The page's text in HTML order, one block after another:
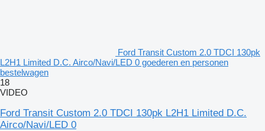
Ford Transit Custom 2.0 TDCI 130pk
L2H1 Limited D.C. Airco/Navi/LED 0 goederen en personen
bestelwagen
18
VIDEO
Ford Transit Custom 2.0 TDCI 130pk L2H1 Limited D.C.
Airco/Navi/LED 0